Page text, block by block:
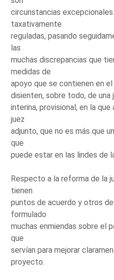
circunstancias
taxativamente
reguladas, pasando
las
muchas discrepancias que
medidas de
apoyo que se contienen en
disienten, sobre todo, de
interina, provisional, en la
juez
adjunto, que no es más que
que
puede estar en las lindes de
Respecto a la reforma de la
tienen
puntos de acuerdo y otros
formulado
muchas enmiendas sobre el
que
servían para mejorar
proyecto.